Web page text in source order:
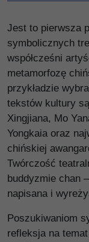
Jest to pierwsza
symbolicznych
współcześni
metamorfozę
przykładzie
tekstów kultury
Xingjiana, Mo
Yongkaia oraz
chińskiej
Twórczość
buddyzmie chan
napisana i
Poszukiwaniom
refleksja na